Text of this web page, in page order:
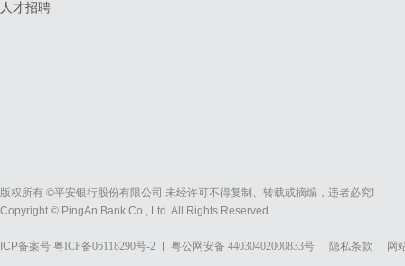
人才招聘
版权所有 ©平安银行股份有限公司 未经许可不得复制、转载或摘编，违者必究!
Copyright © PingAn Bank Co., Ltd. All Rights Reserved
ICP备案号 粤ICP备06118290号-2 粤公网安备 44030402000833号 隐私条款 网